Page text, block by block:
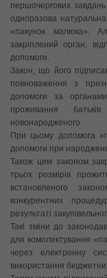
першочергових
одноразова
«пакунок малюка».
закріплений орган,
допомоги.
Закон, що його
повноваження з
допомоги за
проживання батьків
новонародженого.
При цьому допомога
допомоги при
Також цим законом
трьох розмірів
встановленого
конкурентних
результаті
Такі зміни до
для комплектування
через електронну
використання